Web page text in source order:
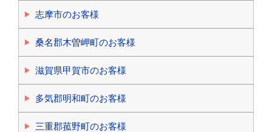
志摩市のお客様
桑名郡木曽岬町のお客様
滋賀県甲賀市のお客様
多気郡明和町のお客様
三重郡菰野町のお客様